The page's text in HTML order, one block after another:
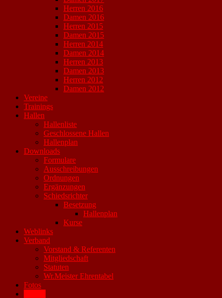
Herren 2016
Damen 2016
Herren 2015
Damen 2015
Herren 2014
Damen 2014
Herren 2013
Damen 2013
Herren 2012
Damen 2012
Vereine
Trainings
Hallen
Hallenliste
Geschlossene Hallen
Hallenplan
Downloads
Formulare
Ausschreibungen
Ordnungen
Ergänzungen
Schiedsrichter
Besetzung
Hallenplan
Kurse
Weblinks
Verband
Vorstand & Referenten
Mitgliedschaft
Statuten
Wr.Meister Ehrentabel
Fotos